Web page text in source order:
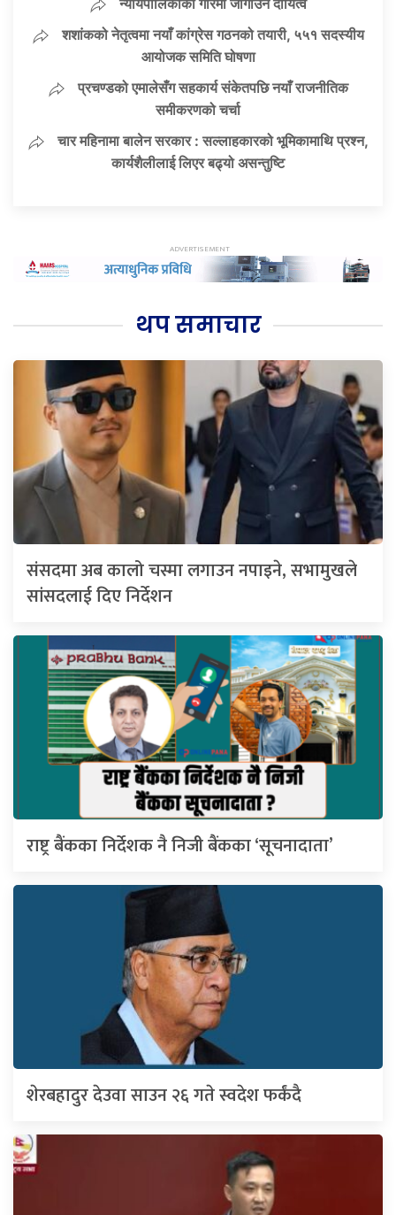
शशांकको नेतृत्वमा नयाँ कांग्रेस गठनको तयारी, ५५१ सदस्यीय
आयोजक समिति घोषणा
प्रचण्डको एमालेसँग सहकार्य संकेतपछि नयाँ राजनीतिक
समीकरणको चर्चा
चार महिनामा बालेन सरकार : सल्लाहकारको भूमिकामाथि प्रश्न,
कार्यशैलीलाई लिएर बढ्यो असन्तुष्टि
थप समाचार
संसदमा अब कालो चस्मा लगाउन नपाइने, सभामुखले
सांसदलाई दिए निर्देशन
राष्ट्र बैंकका निर्देशक नै निजी बैंकका ‘सूचनादाता’
शेरबहादुर देउवा साउन २६ गते स्वदेश फर्कंदै